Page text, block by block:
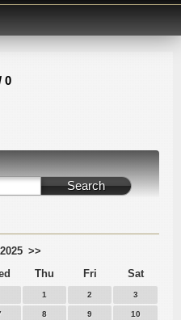
0
>>
Thu Fri Sat
1 2 3
8 9 10